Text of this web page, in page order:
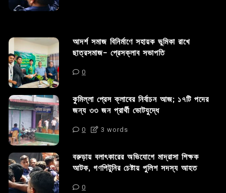
আদর্শ সমাজ বিনির্মাণে সহায়ক ভুমিকা রাখে
ছাত্রসমাজ- প্রেসক্লাব সভাপতি
0
কুমিল্লা প্রেস ক্লাবের নির্বাচন আজ; ১৭টি পদের
জন্য ৩৩ জন প্রার্থী ভোটযুদ্ধে
0 3 words
বরুড়ায় বলাৎকারের অভিযোগে মাদ্রাসা শিক্ষক
আটক, গণপিটুনির চেষ্টায় পুলিশ সদস্য আহত
0